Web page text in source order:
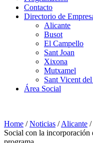
Contacto
Directorio de
Alicante
Busot
El Campello
Sant Joan
Xixona
Mutxamel
Sant Vicent
Área Social
Home /Noticias /Alicante /
Social con la incorporación